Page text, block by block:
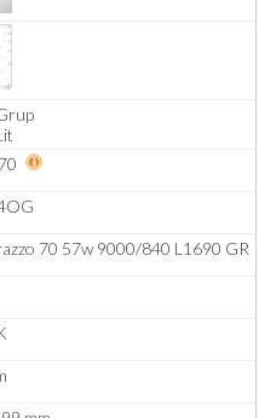
70 57w 9000/840 L1690 GR